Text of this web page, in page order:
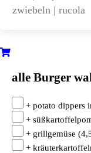
zwiebeln | rucola
alle Burger
+ potato dippers
+
+ grillgemüse (
+